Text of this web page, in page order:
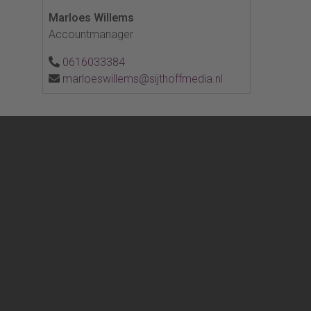
Marloes Willems
Accountmanager
0616033384
marloeswillems@sijthoffmedia.nl